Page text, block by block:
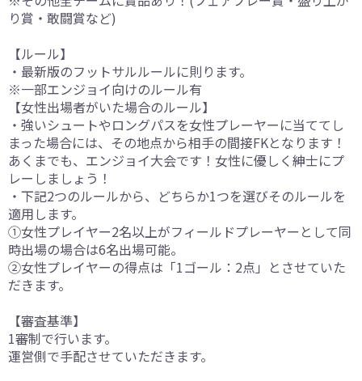
り賞・敢闘賞など)
【ルール】
・最新版のフットサルルールに則ります。
※一部エンジョイ向けのルール有
【女性出場者がいた場合のルール】
・強いシュートやロングパスを女性プレーヤーに当ててし
まった場合には、その地点から相手の間接FKとなります！
あくまでも、エンジョイ大会です！女性に優しく紳士にプ
レーしましょう！
・下記2つのルールから、どちらか1つを選びそのルールを
適用します。
①女性プレイヤー2名以上がフィールドプレーヤーとして同
時出場の場合は6名出場可能。
②女性プレイヤーの得点は「1ゴール：2点」とさせていた
だきます。
【審査基準】
1審制で行います。
運営側で手配させていただきます。